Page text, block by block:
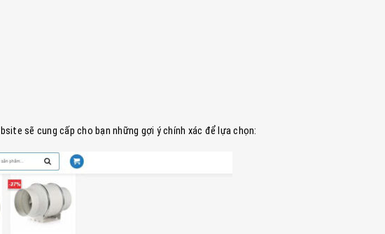
sẽ cung cấp cho bạn những gợi ý chính xác để lựa chọn: